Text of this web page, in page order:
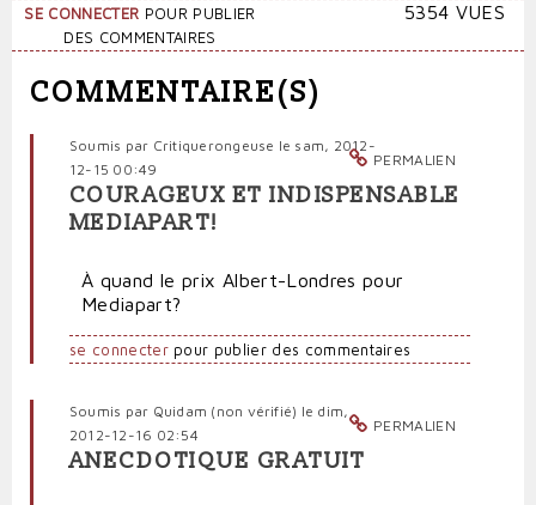
SE CONNECTER POUR PUBLIER
DES COMMENTAIRES
5354 VUES
COMMENTAIRE(S)
PERMALIEN
Soumis par Critiquerongeuse le sam, 2012-
12-15 00:49
COURAGEUX ET INDISPENSABLE
MEDIAPART!
À quand le prix Albert-Londres pour
Mediapart?
se connecterpour publier des commentaires
PERMALIEN
Soumis par Quidam (non vérifié) le dim,
2012-12-16 02:54
ANECDOTIQUE GRATUIT